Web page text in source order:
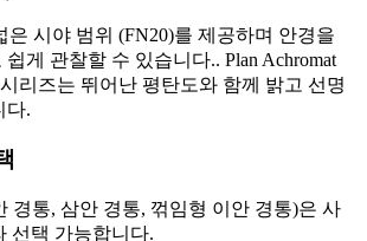
은 시야 범위 (FN20)를 제공하며 안경을
게 관찰할 수 있습니다.. Plan Achromat
리즈는 뛰어난 평탄도와 함께 밝고 선명
다.
경통, 삼안 경통, 꺾임형 이안 경통)은 사
선택 가능합니다.